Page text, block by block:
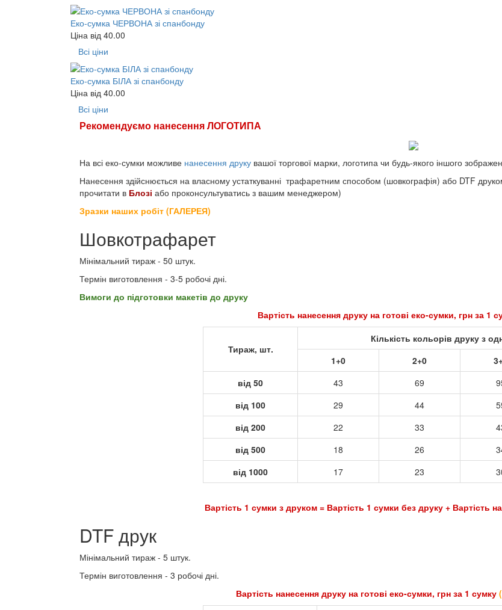
Еко-сумка ЧЕРВОНА зі спанбонду
Ціна від 40.00
Всі ціни
Еко-сумка БІЛА зі спанбонду
Ціна від 40.00
Всі ціни
Рекомендуємо нанесення ЛОГОТИПА
На всі еко-сумки можливе нанесення друку вашої торгової марки, логотипа чи будь-якого іншого
Нанесення здійснюється на власному устаткуванні трафаретним способом (шовкографія) або DTF
прочитати в Блозі або проконсультуватись з вашим менеджером)
Зразки наших робіт (ГАЛЕРЕЯ)
Шовкотрафарет
Мінімальний тираж - 50 штук.
Термін виготовлення - 3-5 робочі дні.
Вимоги до підготовки макетів до друку
Вартість нанесення друку на готові еко-сумки, грн за 1
Тираж, шт.
Кількість кольорів друку з
1+0
2+0
від 50
43 69
від 100
29 44
від 200
22 33
від 500
18 26
від 1000
17 23
Вартість 1 сумки з друком = Вартість 1 сумки без друку + Вартість
DTF друк
Мінімальний тираж - 5 штук.
Термін виготовлення - 3 робочі дні.
Вартість нанесення друку на готові еко-сумки, грн за 1 сумку (